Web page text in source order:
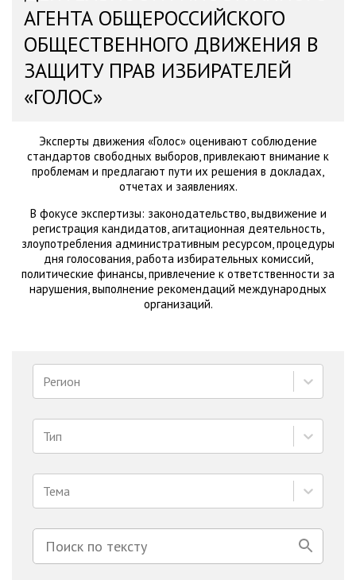
АГЕНТА ОБЩЕРОССИЙСКОГО
ОБЩЕСТВЕННОГО ДВИЖЕНИЯ В
ЗАЩИТУ ПРАВ ИЗБИРАТЕЛЕЙ
«ГОЛОС»
Эксперты движения «Голос» оценивают соблюдение
стандартов свободных выборов, привлекают внимание к
проблемам и предлагают пути их решения в докладах,
отчетах и заявлениях.
В фокусе экспертизы: законодательство, выдвижение и
регистрация кандидатов, агитационная деятельность,
злоупотребления административным ресурсом, процедуры
дня голосования, работа избирательных комиссий,
политические финансы, привлечение к ответственности за
нарушения, выполнение рекомендаций международных
организаций.
Регион
Тип
Тема